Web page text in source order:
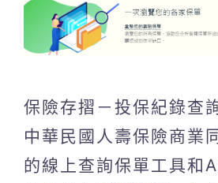
保險存摺－投保紀錄查
中華民國人壽保險商業
的線上查詢保單工具和